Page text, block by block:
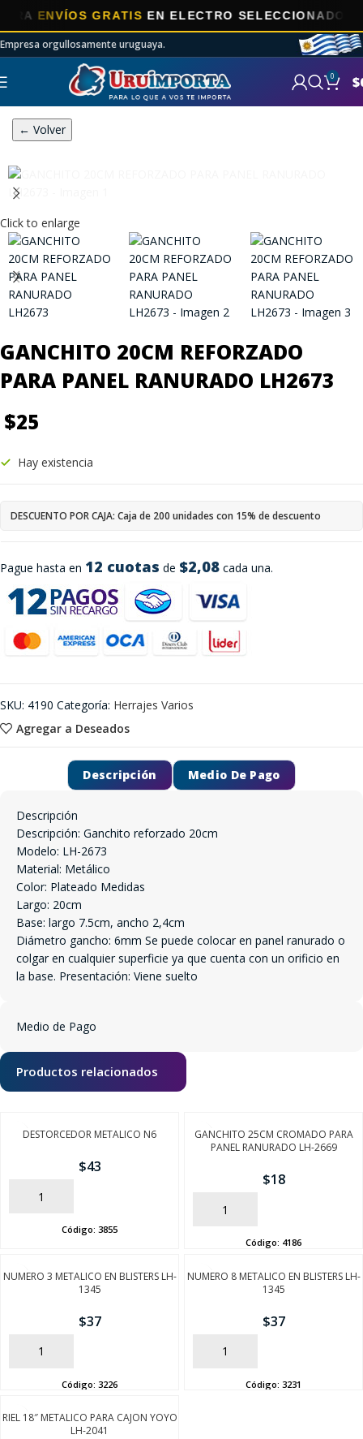
ENVÍOS GRATISEN ELECTRO SELECCIONADOS!
Empresa orgullosamente uruguaya.
0 $
← Volver
Click to enlarge
GANCHITO 20CM REFORZADO
PARA PANEL RANURADO LH2673
$25
Pague hasta en 12 cuotas de $2,08 cada una.
Hay existencia
DESCUENTO POR CAJA: Caja de 200 unidades con 15% de descuento
Agregar a Deseados
SKU: 4190 Categoría: Herrajes Varios
Descripción Medio De Pago
Descripción
Descripción: Ganchito reforzado 20cm
Modelo: LH-2673
Material: Metálico
Color: Plateado Medidas
Largo: 20cm
Base: largo 7.5cm, ancho 2,4cm
Diámetro gancho: 6mm Se puede colocar en panel ranurado o
colgar en cualquier superficie ya que cuenta con un orificio en
la base. Presentación: Viene suelto
Medio de Pago
Productos relacionados
DESTORCEDOR METALICO N6
$43
AÑADIR
Código: 3855
GANCHITO 25CM CROMADO PARA
PANEL RANURADO LH-2669
$18
AÑADIR
Código: 4186
NUMERO 3 METALICO EN BLISTERS LH-
1345
$37
AÑADIR
Código: 3226
NUMERO 8 METALICO EN BLISTERS LH-
1345
$37
AÑADIR
Código: 3231
RIEL 18″ METALICO PARA CAJON YOYO
LH-2041